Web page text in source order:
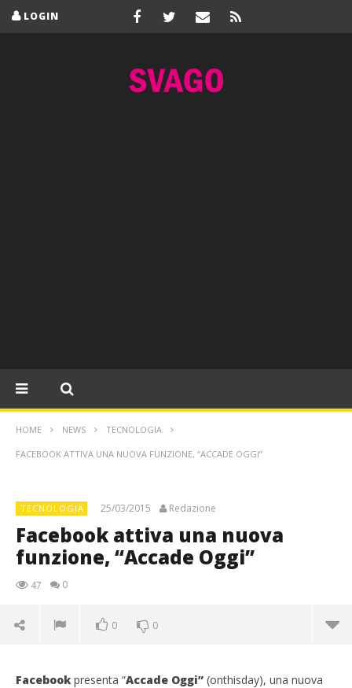
LOGIN
HOME NEWS TECNOLOGIA
FACEBOOK ATTIVA UNA NUOVA FUNZIONE, “ACCADE OGGI”
TECNOLOGIA 25/03/2015 Redazione
Facebook attiva una nuova
funzione, “Accade Oggi”
47 0
0 0
Oggi”
Facebook presenta “Accade Oggi” (onthisday), una nuova